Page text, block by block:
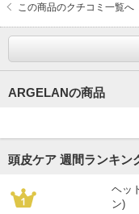
この商品のクチコミ一覧へ
ARGELANの商品
頭皮ケア 週間ランキン
ヘッ
ン)